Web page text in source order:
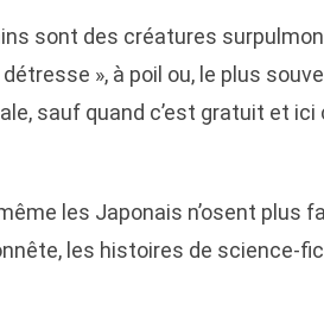
sont des créatures
», à poil ou, le plus
sauf quand c’est gratuit et ici
les Japonais n’osent plus
les histoires de science-